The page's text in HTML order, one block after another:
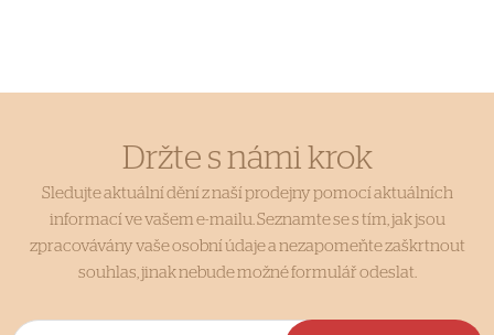
Držte s námi krok
Sledujte aktuální dění z naší prodejny pomocí aktuálních
informací ve vašem e-mailu. Seznamte se s tím, jak jsou
zpracovávány vaše osobní údaje a nezapomeňte zaškrtnout
souhlas, jinak nebude možné formulář odeslat.